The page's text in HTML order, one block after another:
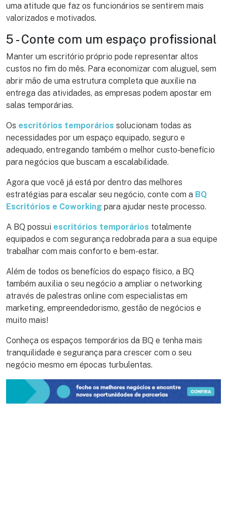
uma atitude que faz os funcionários se sentirem mais
valorizados e motivados.
5 - Conte com um espaço profissional
Manter um escritório próprio pode representar altos
custos no fim do mês. Para economizar com aluguel, sem
abrir mão de uma estrutura completa que auxilie na
entrega das atividades, as empresas podem apostar em
salas temporárias.
Os escritórios temporários solucionam todas as
necessidades por um espaço equipado, seguro e
adequado, entregando também o melhor custo-benefício
para negócios que buscam a escalabilidade.
Agora que você já está por dentro das melhores
estratégias para escalar seu negócio, conte com a BQ
Escritórios e Coworking para ajudar neste processo.
A BQ possui escritórios temporários totalmente
equipados e com segurança redobrada para a sua equipe
trabalhar com mais conforto e bem-estar.
Além de todos os benefícios do espaço físico, a BQ
também auxilia o seu negócio a ampliar o networking
através de palestras online com especialistas em
marketing, empreendedorismo, gestão de negócios e
muito mais!
Conheça os espaços temporários da BQ e tenha mais
tranquilidade e segurança para crescer com o seu
negócio mesmo em épocas turbulentas.